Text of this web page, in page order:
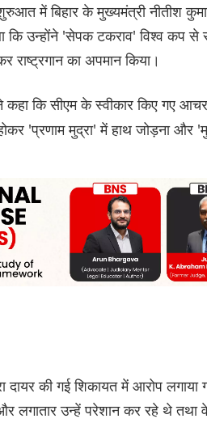
में बिहार के मुख्यमंत्री नीतीश
कि उन्होंने 'सेपक टकराव' विश्व कप से
का अपमान किया।
कहा कि सीएम के स्वीकार किए गए
'प्रणाम मुद्रा' में हाथ जोड़ना और
दायर की गई शिकायत में आरोप
लगातार उन्हें परेशान कर रहे थे तथा